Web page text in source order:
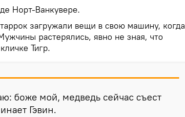
Норт-Ванкувере.
загружали вещи в свою машину, когда
растерялись, явно не зная, что
Тигр.
боже мой, медведь сейчас съест
Гэвин.